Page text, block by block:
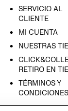
SERVICIO AL
CLIENTE
MI CUENTA
NUESTRAS
RETIRO EN
TÉRMINOS Y
CONDICIONES